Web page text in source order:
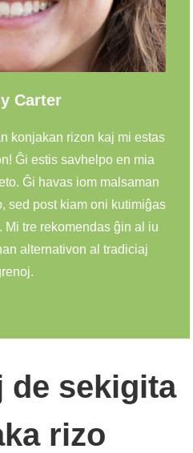
Carter
konjakan rizon kaj mi estas
Ĝi estis savhelpo en mia
Ĝi havas iom malsaman
sed post kiam oni kutimiĝas
Mi tre rekomendas ĝin al iu
alternativon al tradiciaj
de sekigita
rizo